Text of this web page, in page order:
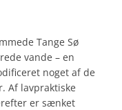
Tange Sø
vande – en
noget af de
Af lavpraktiske
er sænket